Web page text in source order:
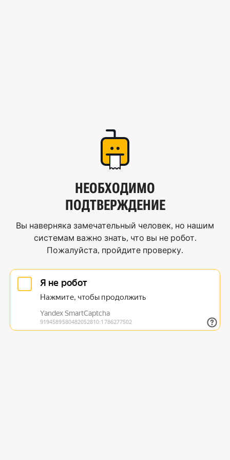
НЕОБХОДИМО
ПОДТВЕРЖДЕНИЕ
Вы наверняка замечательный человек, но нашим
системам важно знать, что вы не робот.
Пожалуйста, пройдите проверку.